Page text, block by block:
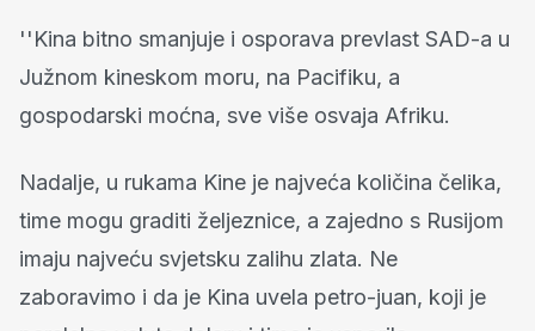
''Kina bitno smanjuje i osporava prevlast SAD-a u
Južnom kineskom moru, na Pacifiku, a
gospodarski moćna, sve više osvaja Afriku.
Nadalje, u rukama Kine je najveća količina čelika,
time mogu graditi željeznice, a zajedno s Rusijom
imaju najveću svjetsku zalihu zlata. Ne
zaboravimo i da je Kina uvela petro-juan, koji je